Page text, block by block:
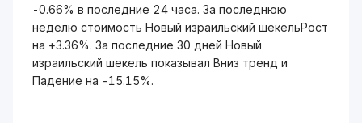
-0.66% в последние 24 часа. За последнюю
неделю стоимость Новый израильский шекельРост
на +3.36%. За последние 30 дней Новый
израильский шекель показывал Вниз тренд и
Падение на -15.15%.